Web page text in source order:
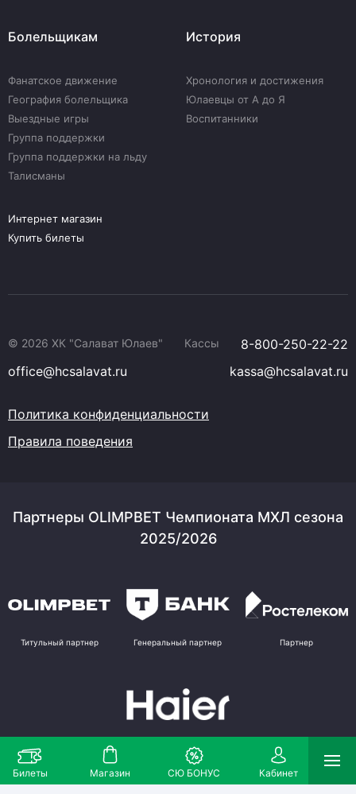
Билеты Магазин СЮ БОНУС Кабинет
Болельщикам
Фанатское движение
География болельщика
Выездные игры
Группа поддержки
Группа поддержки на льду
Талисманы
История
Хронология и достижения
Юлаевцы от А до Я
Воспитанники
Интернет магазин
Купить билеты
© 2026 ХК "Салават Юлаев" Кассы
8-800-250-22-22
office@hcsalavat.ru
kassa@hcsalavat.ru
Политика конфиденциальности
Правила поведения
Партнеры OLIMPBET Чемпионата МХЛ сезона
2025/2026
Титульный партнер Генеральный партнер Партнер